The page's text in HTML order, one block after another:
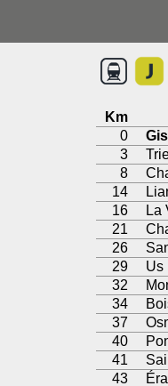
Km
0
3
8
14
16
La
21
26
29
Us
32
34
37
40
41
43